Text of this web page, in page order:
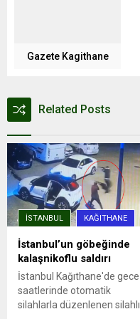
Gazete Kagithane
Related Posts
İSTANBUL KAĞITHANE
İstanbul’un göbeğinde
kalaşnikoflu saldırı
İstanbul Kağıthane'de gece
saatlerinde otomatik
silahlarla düzenlenen silahlı